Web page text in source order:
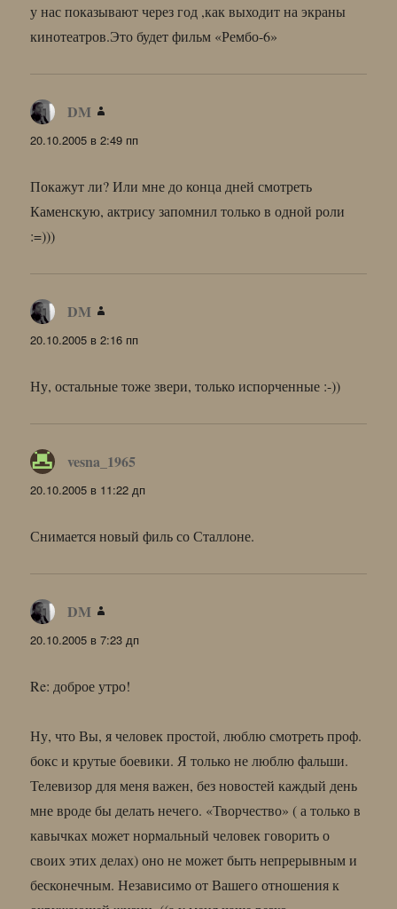
у нас показывают через год ,как выходит на экраны
кинотеатров.Это будет фильм «Рембо-6»
DM
20.10.2005 в 2:49 пп
Покажут ли? Или мне до конца дней смотреть
Каменскую, актрису запомнил только в одной роли
:=)))
DM
20.10.2005 в 2:16 пп
Ну, остальные тоже звери, только испорченные :-))
vesna_1965
20.10.2005 в 11:22 дп
Снимается новый филь со Сталлоне.
DM
20.10.2005 в 7:23 дп
Re: доброе утро!
Ну, что Вы, я человек простой, люблю смотреть проф.
бокс и крутые боевики. Я только не люблю фальши.
Телевизор для меня важен, без новостей каждый день
мне вроде бы делать нечего. «Творчество» ( а только в
кавычках может нормальный человек говорить о
своих этих делах) оно не может быть непрерывным и
бесконечным. Независимо от Вашего отношения к